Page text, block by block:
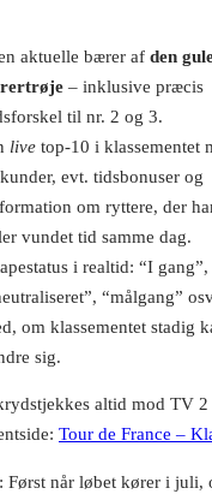
aktuelle bærer af den
– inklusive præcis
til nr. 2 og 3.
live top-10 i klassementet
evt. tidsbonuser og
om ryttere, der
vundet tid samme dag.
i realtid: “I gang”,
“målgang”
om klassementet stadig
sig.
altid mod TV 2
Tour de France –
Først når løbet kører i juli,